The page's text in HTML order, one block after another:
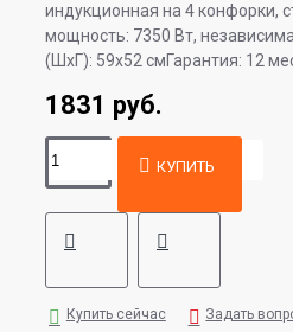
индукционная на 4 конфорки,
мощность: 7350 Вт,
(ШхГ): 59x52 смГарантия: 12 мес.
1831 руб.
КУПИТЬ
Купить сейчас Задать